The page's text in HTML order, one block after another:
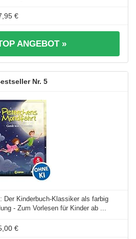
€
ANGEBOT »
5
Der Kinderbuch-Klassiker als farbig
- Zum Vorlesen für Kinder ab ...
€